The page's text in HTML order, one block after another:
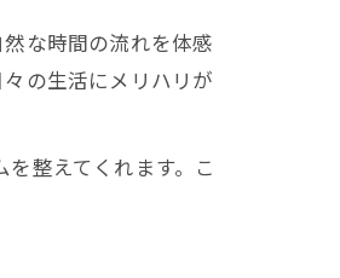
な時間の流れを体感
の生活にメリハリが
整えてくれます。こ